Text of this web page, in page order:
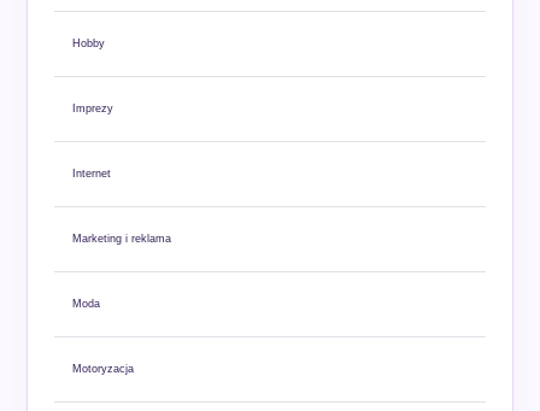
Hobby
Imprezy
Internet
Marketing i reklama
Moda
Motoryzacja